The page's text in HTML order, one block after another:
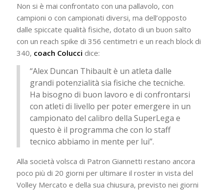
Non si è mai confrontato con una pallavolo, con
campioni o con campionati diversi, ma dell’opposto
dalle spiccate qualità fisiche, dotato di un buon salto
con un reach spike di 356 centimetri e un reach block di
340, coach Colucci dice:
“Alex Duncan Thibault è un atleta dalle
grandi potenzialità sia fisiche che tecniche.
Ha bisogno di buon lavoro e di confrontarsi
con atleti di livello per poter emergere in un
campionato del calibro della SuperLega e
questo è il programma che con lo staff
tecnico abbiamo in mente per lui”.
Alla società volsca di Patron Giannetti restano ancora
poco più di 20 giorni per ultimare il roster in vista del
Volley Mercato e della sua chiusura, previsto nei giorni